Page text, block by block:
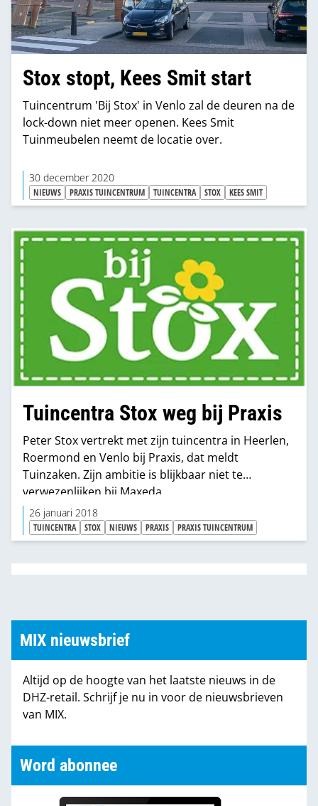
Stox stopt, Kees Smit start
Tuincentrum 'Bij Stox' in Venlo zal de deuren na de
lock-down niet meer openen. Kees Smit
Tuinmeubelen neemt de locatie over.
30 december 2020
NIEUWS PRAXIS TUINCENTRUM TUINCENTRA STOX KEES SMIT
Tuincentra Stox weg bij Praxis
Peter Stox vertrekt met zijn tuincentra in Heerlen,
Roermond en Venlo bij Praxis, dat meldt
Tuinzaken. Zijn ambitie is blijkbaar niet te
verwezenlijken bij Maxeda.
26 januari 2018
TUINCENTRA STOX NIEUWS PRAXIS PRAXIS TUINCENTRUM
MIX nieuwsbrief
Altijd op de hoogte van het laatste nieuws in de
DHZ-retail. Schrijf je nu in voor de nieuwsbrieven
van MIX.
Word abonnee